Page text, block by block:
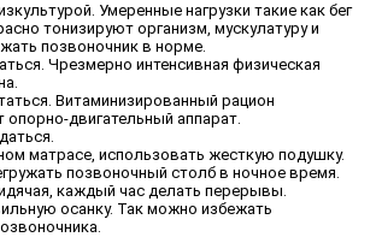
Умеренные нагрузки такие как бег
тонизируют организм, мускулатуру и
позвоночник в норме.
Чрезмерно интенсивная физическая
Витаминизированный рацион
двигательный аппарат.
матрасе, использовать жесткую подушку.
позвоночный столб в ночное время.
каждый час делать перерывы.
осанку. Так можно избежать